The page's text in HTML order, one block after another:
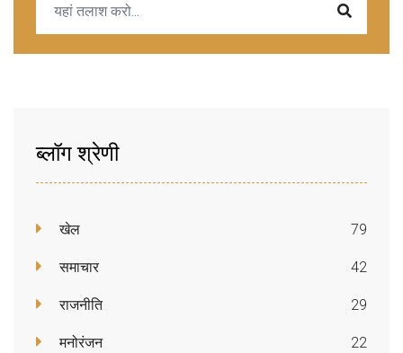
ब्लॉग श्रेणी
खेल 79
समाचार 42
राजनीति 29
मनोरंजन 22